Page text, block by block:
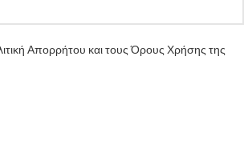
Απορρήτου και τους Όρους Χρήσης της